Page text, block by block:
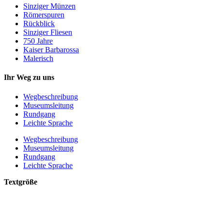
Sinziger Münzen
Römerspuren
Rückblick
Sinziger Fliesen
750 Jahre
Kaiser Barbarossa
Malerisch
Ihr Weg zu uns
Wegbeschreibung
Museumsleitung
Rundgang
Leichte Sprache
Wegbeschreibung
Museumsleitung
Rundgang
Leichte Sprache
Textgröße